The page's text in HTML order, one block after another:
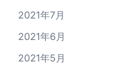
2021年7月
2021年6月
2021年5月